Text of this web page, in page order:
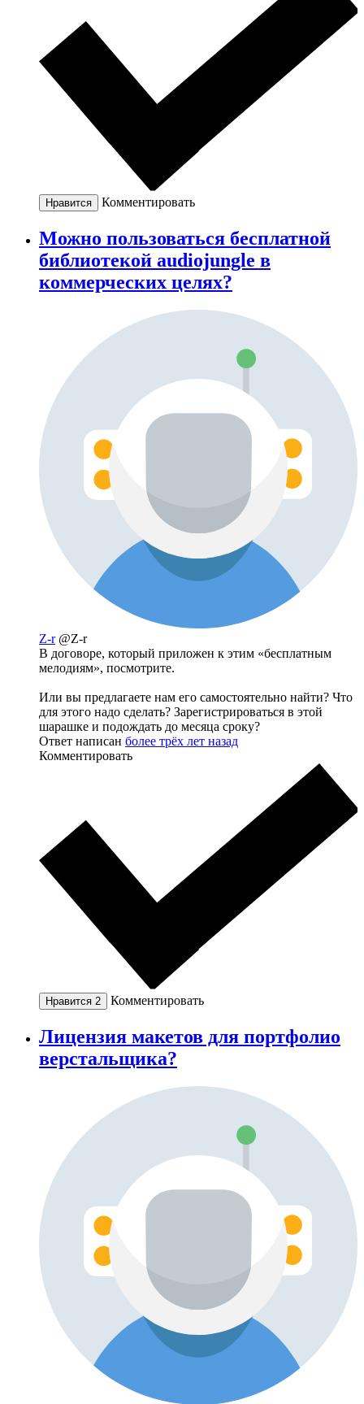
Нравится Комментировать
Можно пользоваться бесплатной
библиотекой audiojungle в
коммерческих целях?
Z-r @Z-r
В договоре, который приложен к этим «бесплатным
мелодиям», посмотрите.
Или вы предлагаете нам его самостоятельно найти? Что
для этого надо сделать? Зарегистрироваться в этой
шарашке и подождать до месяца сроку?
Ответ написан более трёх лет назад
Комментировать
Нравится 2 Комментировать
Лицензия макетов для портфолио
верстальщика?